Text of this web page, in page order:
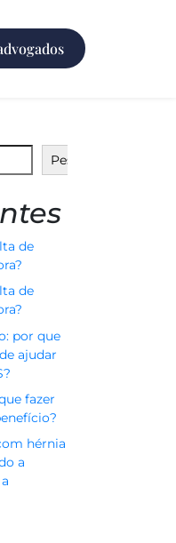
Pesquisar
de
de
por que
ajudar
fazer
hérnia
a